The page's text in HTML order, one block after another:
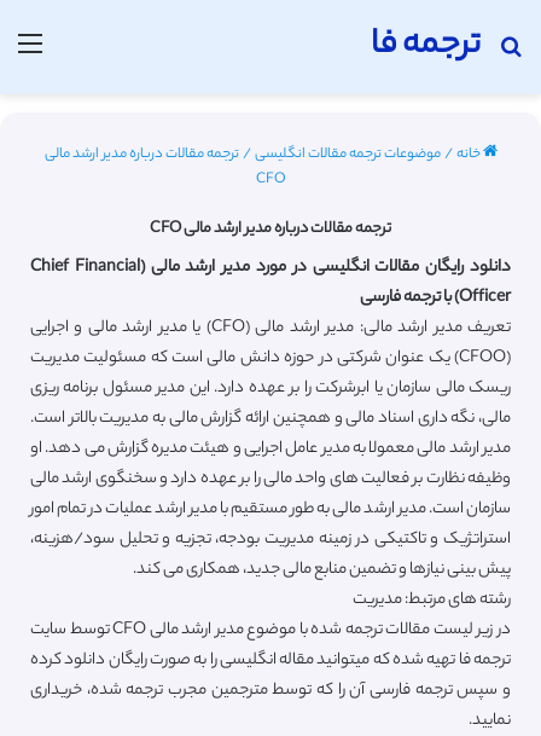
ترجمه فا
جستجو برای
خانه/موضوعات ترجمه مقالات انگلیسی/ترجمه مقالات درباره مدیر ارشد مالی
CFO
ترجمه مقالات درباره مدیر ارشد مالی CFO
دانلود رایگان مقالات انگلیسی در مورد مدیر ارشد مالی (Chief Financial
Officer) با ترجمه فارسی
تعریف مدیر ارشد مالی: مدیر ارشد مالی (CFO) یا مدیر ارشد مالی و اجرایی
(CFOO) یک عنوان شرکتی در حوزه دانش مالی است که مسئولیت مدیریت
ریسک مالی سازمان یا ابرشرکت را بر عهده دارد. این مدیر مسئول برنامه ریزی
مالی، نگه داری اسناد مالی و همچنین ارائه گزارش مالی به مدیریت بالاتر است.
مدیر ارشد مالی معمولا به مدیر عامل اجرایی و هیئت مدیره گزارش می دهد. او
وظیفه نظارت بر فعالیت های واحد مالی را بر عهده دارد و سخنگوی ارشد مالی
سازمان است. مدیر ارشد مالی به طور مستقیم با مدیر ارشد عملیات در تمام امور
استراتژیک و تاکتیکی در زمینه مدیریت بودجه، تجزیه و تحلیل سود/هزینه،
پیش بینی نیازها و تضمین منابع مالی جدید، همکاری می کند.
رشته های مرتبط: مدیریت
در زیر لیست مقالات ترجمه شده با موضوع مدیر ارشد مالی CFO توسط سایت
ترجمه فا تهیه شده که میتوانید مقاله انگلیسی را به صورت رایگان دانلود کرده
و سپس ترجمه فارسی آن را که توسط مترجمین مجرب ترجمه شده، خریداری
نمایید.